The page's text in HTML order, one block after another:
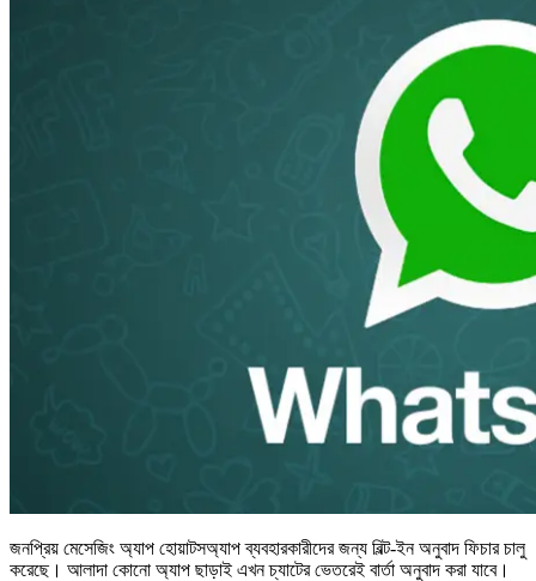
জনপ্রিয় মেসেজিং অ্যাপ হোয়াটসঅ্যাপ ব্যবহারকারীদের জন্য বিল্ট-ইন অনুবাদ ফিচার চালু
করেছে। আলাদা কোনো অ্যাপ ছাড়াই এখন চ্যাটের ভেতরেই বার্তা অনুবাদ করা যাবে।